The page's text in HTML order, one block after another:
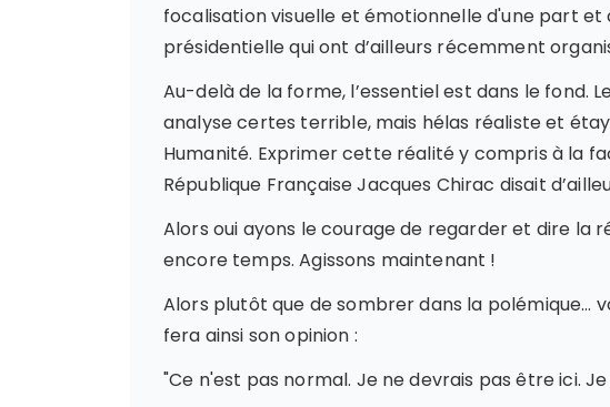
focalisation visuelle et émotionnelle d'une part et
présidentielle qui ont d’ailleurs récemment
Au-delà de la forme, l’essentiel est dans le
analyse certes terrible, mais hélas réaliste et
Humanité. Exprimer cette réalité y compris à la
République Française Jacques Chirac disait
Alors oui ayons le courage de regarder et dire la
encore temps. Agissons maintenant !
Alors plutôt que de sombrer dans la polémique…
fera ainsi son opinion :
"Ce n'est pas normal. Je ne devrais pas être ici.